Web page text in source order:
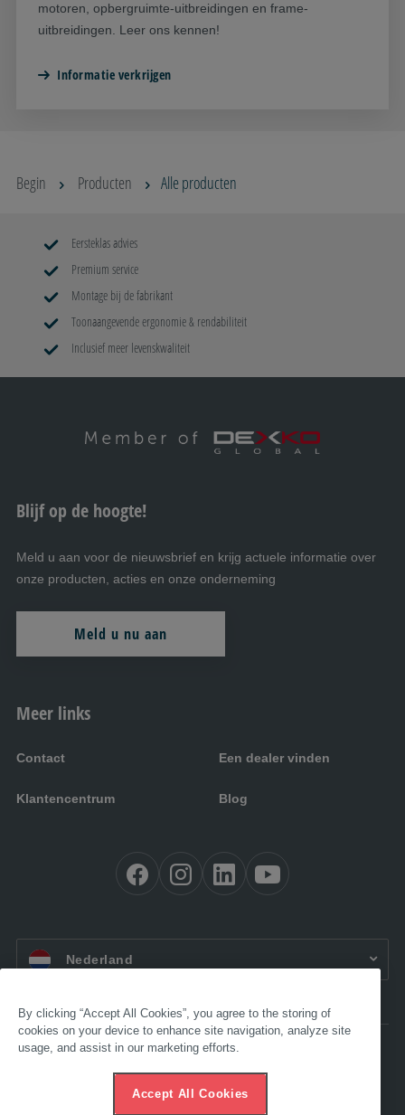
motoren, opbergruimte-uitbreidingen en frame-
uitbreidingen. Leer ons kennen!
Informatie verkrijgen
Begin Producten Alle producten
Eersteklas advies
Premium service
Montage bij de fabrikant
Toonaangevende ergonomie & rendabiliteit
Inclusief meer levenskwaliteit
Meer links
Contact Een dealer vinden
Klantencentrum Blog
NL: Nederland
Blijf op de hoogte!
Meld u aan voor de nieuwsbrief en krijg actuele informatie over
onze producten, acties en onze onderneming
Meld u nu aan
Toegankelijkheid
Impressum
AVV
Gegevensbescherming
By clicking “Accept All Cookies”, you agree to the storing of
cookies on your device to enhance site navigation, analyze site
usage, and assist in our marketing efforts.
Accept All Cookies